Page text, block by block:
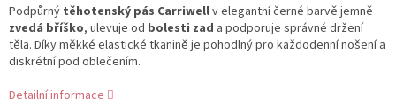
Podpůrný těhotenský pás Carriwellv elegantní černé barvě jemně
zvedá bříško, ulevuje od bolesti zad a podporuje správné držení
těla. Díky měkké elastické tkanině je pohodlný pro každodenní nošení a
diskrétní pod oblečením.
Detailní informace